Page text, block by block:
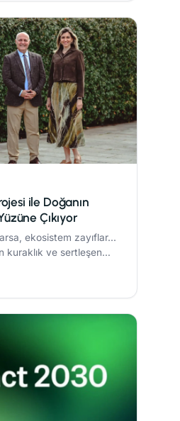
ile Doğanın
Çıkıyor
ekosistem zayıflar...
kuraklık ve sertleşen